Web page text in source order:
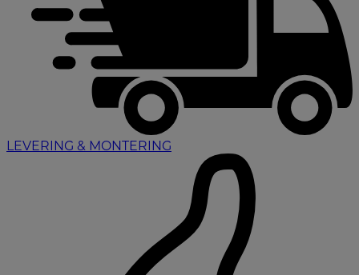
LEVERING & MONTERING